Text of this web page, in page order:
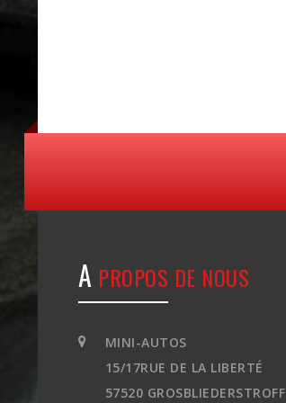
A PROPOS DE NOUS
MINI-AUTOS
15/17RUE DE LA LIBERTÉ
57520 GROSBLIEDERSTROFF